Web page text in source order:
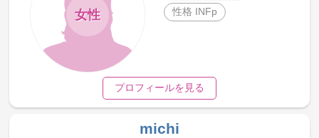
女性
性格 INFp
プロフィールを見る
michi